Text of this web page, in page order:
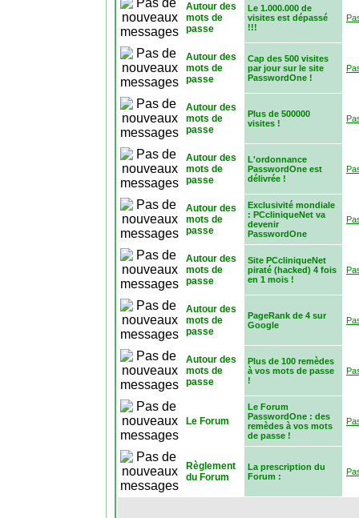
Autour des
mots de
passe
Le 1.000.000 de
visites est dépassé
!!!
Autour des
mots de
passe
Cap des 500 visites
par jour sur le site
PasswordOne !
Autour des
mots de
passe
Plus de 500000
visites !
Autour des
mots de
passe
L'ordonnance
PasswordOne est
délivrée !
Autour des
mots de
passe
Exclusivité mondiale
: PCcliniqueNet va
devenir
PasswordOne
Autour des
mots de
passe
Site PCcliniqueNet
piraté (hacked) 4 fois
en 1 mois !
Autour des
mots de
passe
PageRank de 4 sur
Google
Autour des
mots de
passe
Plus de 100 remèdes
à vos mots de passe
!
Le Forum
Le Forum
PasswordOne : des
remèdes à vos mots
de passe !
Règlement
du Forum
La prescription du
Forum :